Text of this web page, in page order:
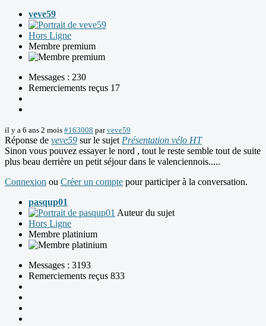
veve59
Hors Ligne
Membre premium
Messages : 230
Remerciements reçus 17
il y a 6 ans 2 mois #163008 parveve59
Réponse de veve59 sur le sujet Présentation vélo HT
Sinon vous pouvez essayer le nord , tout le reste semble tout de suite
plus beau derrière un petit séjour dans le valenciennois.....
Connexion ou Créer un compte pour participer à la conversation.
pasqup01
Auteur du sujet
Hors Ligne
Membre platinium
Messages : 3193
Remerciements reçus 833